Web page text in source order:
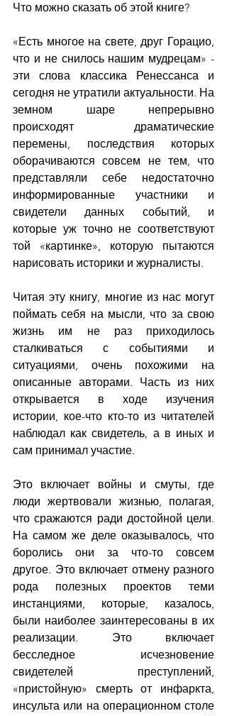
Что можно сказать об этой книге?
«Есть многое на свете, друг Горацио,
что и не снилось нашим мудрецам» -
эти слова классика Ренессанса и
сегодня не утратили актуальности. На
земном шаре непрерывно
происходят драматические
перемены, последствия которых
оборачиваются совсем не тем, что
представляли себе недостаточно
информированные участники и
свидетели данных событий, и
которые уж точно не соответствуют
той «картинке», которую пытаются
нарисовать историки и журналисты.
Читая эту книгу, многие из нас могут
поймать себя на мысли, что за свою
жизнь им не раз приходилось
сталкиваться с событиями и
ситуациями, очень похожими на
описанные авторами. Часть из них
открывается в ходе изучения
истории, кое-что кто-то из читателей
наблюдал как свидетель, а в иных и
сам принимал участие.
Это включает войны и смуты, где
люди жертвовали жизнью, полагая,
что сражаются ради достойной цели.
На самом же деле оказывалось, что
боролись они за что-то совсем
другое. Это включает отмену разного
рода полезных проектов теми
инстанциями, которые, казалось,
были наиболее заинтересованы в их
реализации. Это включает
бесследное исчезновение
свидетелей преступлений,
«пристойную» смерть от инфаркта,
инсульта или на операционном столе